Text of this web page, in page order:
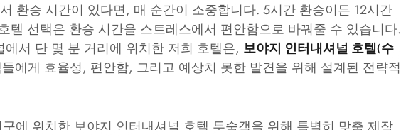
환승 시간이 있다면, 매 순간이 소중합니다. 5시간 환승이든 12시간
텔 선택은 환승 시간을 스트레스에서 편안함으로 바꿔줄 수 있습니다.
에서 단 몇 분 거리에 위치한 저희 호텔은, 보야지 인터내셔널 호텔(수
에게 효율성, 편안함, 그리고 예상치 못한 발견을 위해 설계된 전략적